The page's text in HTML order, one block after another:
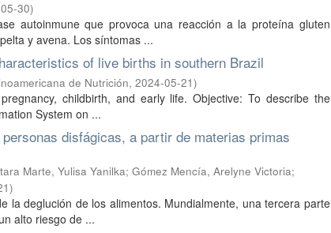
30)
autoinmune que provoca una reacción a la proteína gluten
y avena. Los síntomas ...
of live births in southern Brazil
de Nutrición, 2024-05-21)
childbirth, and early life. Objective: To describe the
System on ...
disfágicas, a partir de materias primas
Marte, Yulisa Yanilka; Gómez Mencía, Arelyne Victoria;
)
la deglución de los alimentos. Mundialmente, una tercera parte
alto riesgo de ...